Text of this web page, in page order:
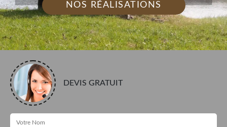
NOS RÉALISATIONS
DEVIS GRATUIT